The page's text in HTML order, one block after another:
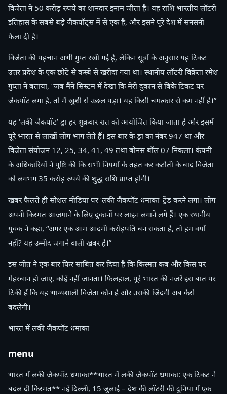
विजेता ने 50 करोड़ रुपये का शानदार इनाम जीता है। यह राशि भारतीय लॉटरी
इतिहास के सबसे बड़े जैकपॉट्स में से एक है, और इसने पूरे देश में सनसनी
फैला दी है।
विजेता की पहचान अभी गुप्त रखी गई है, लेकिन सूत्रों के अनुसार यह टिकट
उत्तर प्रदेश के एक छोटे से कस्बे से खरीदा गया था। स्थानीय लॉटरी विक्रेता रमेश
गुप्ता ने बताया, “जब मैंने सिस्टम में देखा कि मेरी दुकान से बिके टिकट पर
जैकपॉट लगा है, तो मैं खुशी से उछल पड़ा। यह किसी चमत्कार से कम नहीं है।”
यह ‘लकी जैकपॉट’ ड्रा हर शुक्रवार रात को आयोजित किया जाता है और इसमें
पूरे भारत से लाखों लोग भाग लेते हैं। इस बार के ड्रा का नंबर 947 था और
विजेता संयोजन 12, 25, 34, 41, 49 तथा बोनस बॉल 07 निकला। कंपनी
के अधिकारियों ने पुष्टि की कि सभी नियमों के तहत कर कटौती के बाद विजेता
को लगभग 35 करोड़ रुपये की शुद्ध राशि प्राप्त होगी।
खबर फैलते ही सोशल मीडिया पर ‘लकी जैकपॉट धमाका’ ट्रेंड करने लगा। लोग
अपनी किस्मत आजमाने के लिए दुकानों पर लाइन लगाने लगे हैं। एक स्थानीय
युवक ने कहा, “अगर एक आम आदमी करोड़पति बन सकता है, तो हम क्यों
नहीं? यह उम्मीद जगाने वाली खबर है।”
इस जीत ने एक बार फिर साबित कर दिया है कि किस्मत कब और किस पर
मेहरबान हो जाए, कोई नहीं जानता। फिलहाल, पूरे भारत की नजरें इस बात पर
टिकी हैं कि यह भाग्यशाली विजेता कौन है और उसकी जिंदगी अब कैसे
बदलेगी।
भारत में लकी जैकपॉट धमाका
menu
भारत में लकी जैकपॉट धमाका**भारत में लकी जैकपॉट धमाका: एक टिकट ने
बदल दी किस्मत** नई दिल्ली, 15 जुलाई – देश की लॉटरी की दुनिया में एक